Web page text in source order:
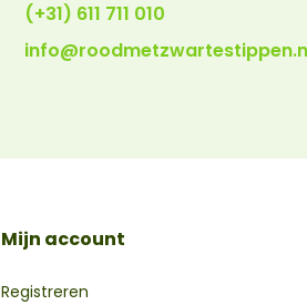
(+31) 611 711 010
Mijn account
Registreren